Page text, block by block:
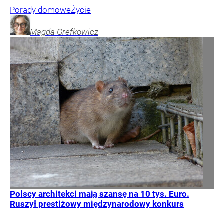
Porady domoweŻycie
Magda Grefkowicz
Polscy architekci mają szansę na 10 tys. Euro.
Ruszył prestiżowy międzynarodowy konkurs